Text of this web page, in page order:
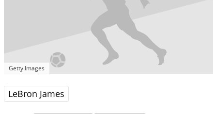
Getty Images
LeBron James